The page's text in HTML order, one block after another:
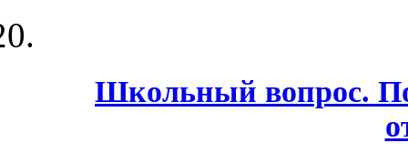
Школьный вопрос.